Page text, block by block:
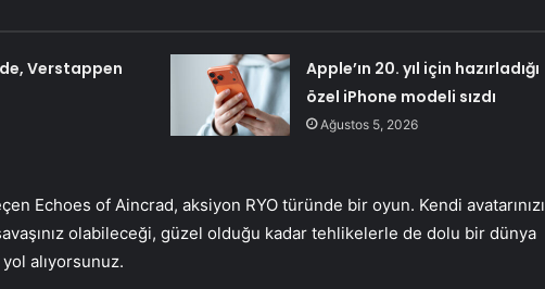
Verstappen
Apple’ın 20. yıl için hazırladığı
özel iPhone modeli sızdı
Ağustos 5, 2026
Echoes of Aincrad, aksiyon RYO türünde bir oyun. Kendi avatarınızı
olabileceği, güzel olduğu kadar tehlikelerle de dolu bir dünya
alıyorsunuz.